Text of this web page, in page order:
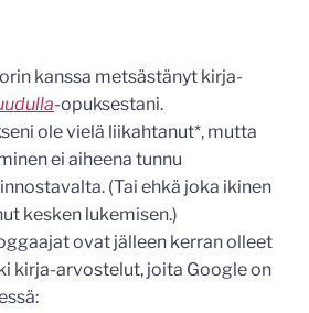
kanssa metsästänyt kirja-
-opuksestani.
ole vielä liikahtanut*, mutta
ei aiheena tunnu
(Tai ehkä joka ikinen
kesken lukemisen.)
ovat jälleen kerran olleet
kirja-arvostelut, joita Google on